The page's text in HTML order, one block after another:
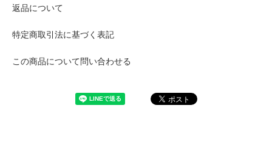
返品について
特定商取引法に基づく表記
この商品について問い合わせる